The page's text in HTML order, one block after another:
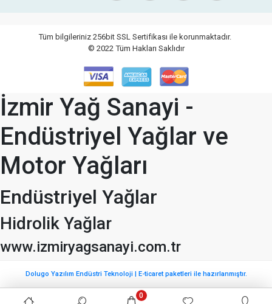
Tüm bilgileriniz 256bit SSL Sertifikası ile korunmaktadır.
© 2022 Tüm Hakları Saklıdır
0
İzmir Yağ Sanayi -
Endüstriyel Yağlar ve
Motor Yağları
Endüstriyel Yağlar
Hidrolik Yağlar
www.izmiryagsanayi.com.tr
Dolugo Yazılım Endüstri Teknoloji | E-ticaret paketleri ile hazırlanmıştır.